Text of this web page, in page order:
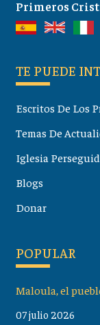
Primeros
TE PUEDE
Escritos De Los
Temas De
Iglesia
Blogs
Donar
POPULAR
Maloula, el
07 julio 2026